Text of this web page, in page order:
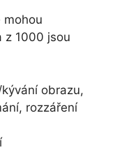
mohou
z 1000 jsou
obrazu,
rozzáření